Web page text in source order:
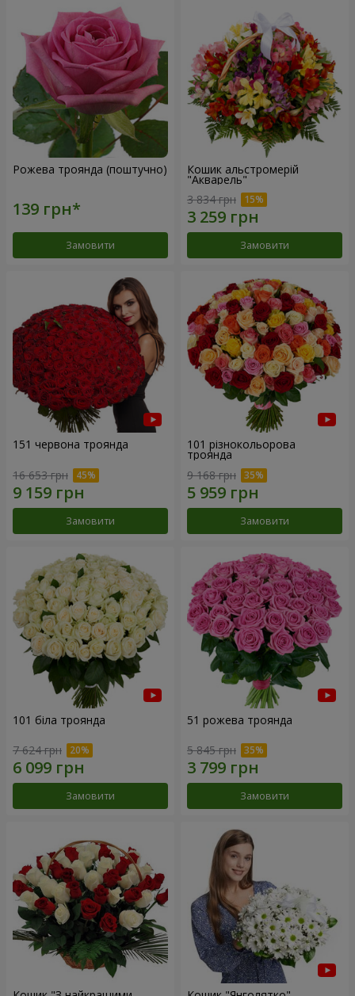
Рожева троянда (поштучно)
Замовити
Кошик альстромерій
"Акварель"
3 834 грн
Замовити
151 червона троянда
16 653 грн
Замовити
101 різнокольорова
троянда
9 168 грн
Замовити
101 біла троянда
7 624 грн
Замовити
51 рожева троянда
5 845 грн
Замовити